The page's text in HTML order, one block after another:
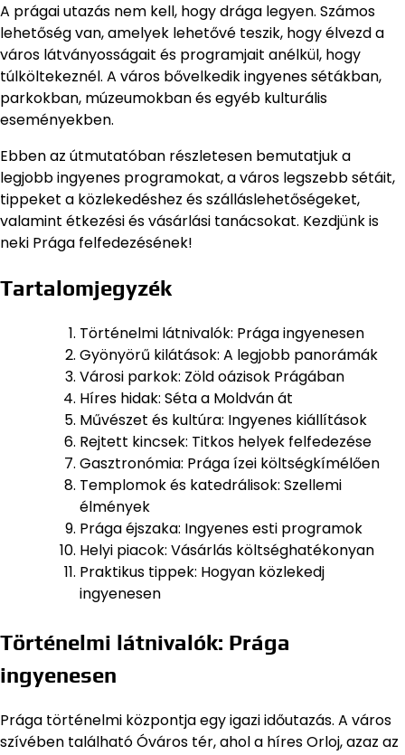
A prágai utazás nem kell, hogy drága legyen. Számos
lehetőség van, amelyek lehetővé teszik, hogy élvezd a
város látványosságait és programjait anélkül, hogy
túlköltekeznél. A város bővelkedik ingyenes sétákban,
parkokban, múzeumokban és egyéb kulturális
eseményekben.
Ebben az útmutatóban részletesen bemutatjuk a
legjobb ingyenes programokat, a város legszebb sétáit,
tippeket a közlekedéshez és szálláslehetőségeket,
valamint étkezési és vásárlási tanácsokat. Kezdjünk is
neki Prága felfedezésének!
Tartalomjegyzék
Történelmi látnivalók: Prága ingyenesen
Gyönyörű kilátások: A legjobb panorámák
Városi parkok: Zöld oázisok Prágában
Híres hidak: Séta a Moldván át
Művészet és kultúra: Ingyenes kiállítások
Rejtett kincsek: Titkos helyek felfedezése
Gasztronómia: Prága ízei költségkímélően
Templomok és katedrálisok: Szellemi
élmények
Prága éjszaka: Ingyenes esti programok
Helyi piacok: Vásárlás költséghatékonyan
Praktikus tippek: Hogyan közlekedj
ingyenesen
Történelmi látnivalók: Prága
ingyenesen
Prága történelmi központja egy igazi időutazás. A város
szívében található Óváros tér, ahol a híres Orloj, azaz az